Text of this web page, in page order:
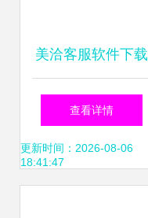
美洽客服软件下载
v3.2.5电脑版客户
端全面评测与服务
查看详情
更新时间：2026-08-06
18:41:47